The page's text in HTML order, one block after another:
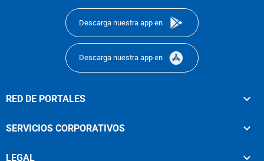
Descarga nuestra app en
Descarga nuestra app en
RED DE PORTALES
SERVICIOS CORPORATIVOS
LEGAL